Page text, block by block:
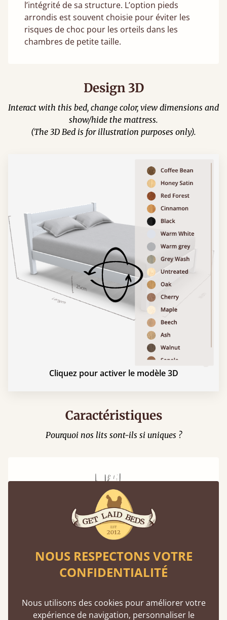
l’intégrité de sa structure. L’option pieds
arrondis est souvent choisie pour éviter les
risques de choc pour les orteils dans les
chambres de petite taille.
Design 3D
Interact with this bed, change color, view dimensions and
show/hide the mattress.
(The 3D Bed is for illustration purposes only).
Cliquez pour activer le modèle 3D
Caractéristiques
Pourquoi nos lits sont-ils si uniques ?
Assemblage à tenon et à mortaise
Cette technique de menuiserie existe depuis
2500 av. J.-C. Une méthode éprouvée
NOUS RESPECTONS VOTRE
CONFIDENTIALITÉ
Nous utilisons des cookies pour améliorer votre
expérience de navigation, personnaliser le